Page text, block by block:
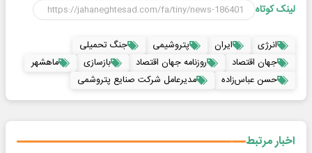
لینک کوتاه
انرژی ایران پتروشیمی
جنگ تحمیلی
جهان اقتصاد
روزنامه جهان اقتصاد بازسازی
ماهشهر
حسن عباس‌زاده
مدیرعامل شرکت صنایع پتروشمی
اخبار مرتبط